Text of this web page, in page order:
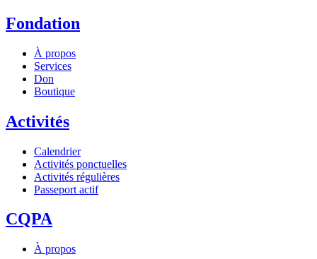
Fondation
À propos
Services
Don
Boutique
Activités
Calendrier
Activités ponctuelles
Activités régulières
Passeport actif
CQPA
À propos